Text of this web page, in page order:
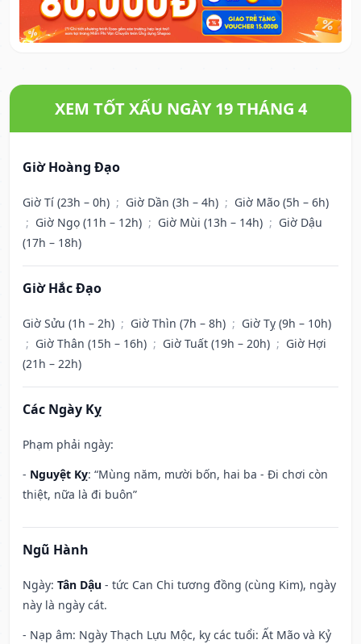
XEM TỐT XẤU NGÀY 19 THÁNG 4
Giờ Hoàng Đạo
Giờ Tí (23h – 0h) ; Giờ Dần (3h – 4h) ; Giờ Mão (5h – 6h)
; Giờ Ngọ (11h – 12h) ; Giờ Mùi (13h – 14h) ; Giờ Dậu
(17h – 18h)
Giờ Hắc Đạo
Giờ Sửu (1h – 2h) ; Giờ Thìn (7h – 8h) ; Giờ Tỵ (9h – 10h)
; Giờ Thân (15h – 16h) ; Giờ Tuất (19h – 20h) ; Giờ Hợi
(21h – 22h)
Các Ngày Kỵ
Phạm phải ngày:
- Nguyệt Kỵ: “Mùng năm, mười bốn, hai ba - Đi chơi còn
thiệt, nữa là đi buôn”
Ngũ Hành
Ngày: Tân Dậu - tức Can Chi tương đồng (cùng Kim), ngày
này là ngày cát.
- Nạp âm: Ngày Thạch Lựu Mộc, kỵ các tuổi: Ất Mão và Kỷ